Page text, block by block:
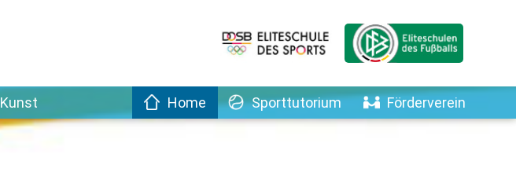
Home
Sporttutorium Förderverein
Kunst